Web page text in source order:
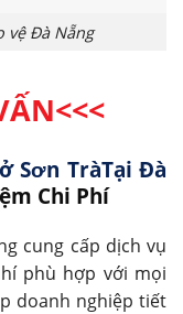
vệ Đà Nẵng
<<<
Sơn TràTại Đà
Chi Phí
cung cấp dịch vụ
phù hợp với mọi
doanh nghiệp tiết